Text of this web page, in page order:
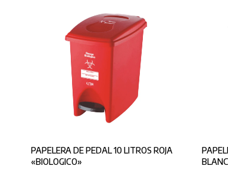
PAPELERA DE PEDAL 10 LITROS ROJA
«BIOLOGICO»